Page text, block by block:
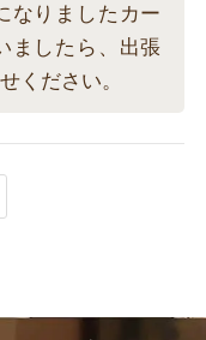
なりましたカー
ましたら、出張
ください。